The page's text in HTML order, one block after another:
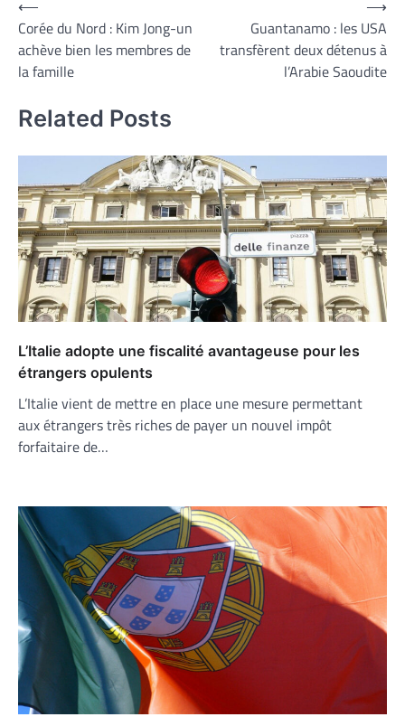
Navigation
de
l’article
⟵
Corée du Nord : Kim Jong-un
achève bien les membres de
la famille
Guantanamo : les USA
transfèrent deux détenus à
l’Arabie Saoudite
⟶
Related Posts
L’Italie adopte une fiscalité avantageuse pour les
étrangers opulents
L’Italie vient de mettre en place une mesure permettant
aux étrangers très riches de payer un nouvel impôt
forfaitaire de…